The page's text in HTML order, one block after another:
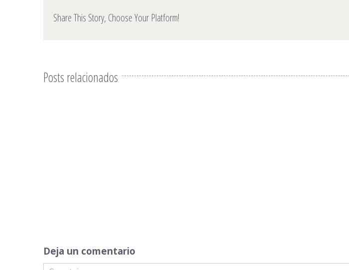
Share This Story, Choose Your Platform!
Posts relacionados
Deja un comentario